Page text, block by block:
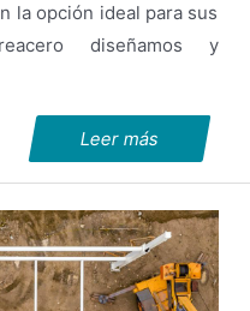
la opción ideal para sus
diseñamos y
Leer más